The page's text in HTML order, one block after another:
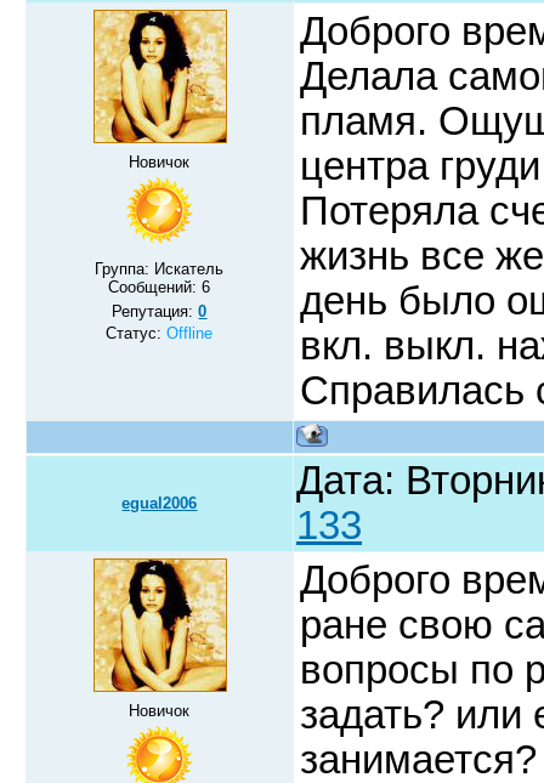
Новичок
Группа: Искатель
Сообщений:6
Репутация:0
Статус:Offline
Доброго
Делала
пламя.
центра
Потеряла
жизнь все
день было
вкл. выкл.
Справилась
egual2006
Дата:
133
Новичок
Доброго
ране свою
вопросы по
задать? или